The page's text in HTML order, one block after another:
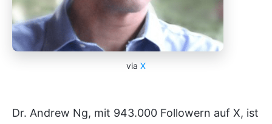
via X
Dr. Andrew Ng, mit 943.000 Followern auf X, ist